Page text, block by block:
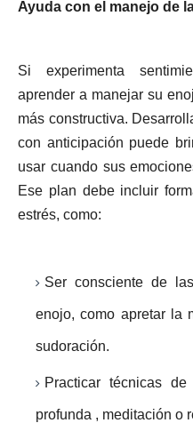
Ayuda con el manejo de
Si experimenta
aprender a manejar su
más constructiva.
con anticipación puede
usar cuando sus
Ese plan debe incluir
estrés, como:
Ser consciente de
enojo, como apretar la
sudoración.
Practicar técnicas
profunda , meditación o